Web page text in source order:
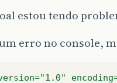
estou tendo
erro no console,